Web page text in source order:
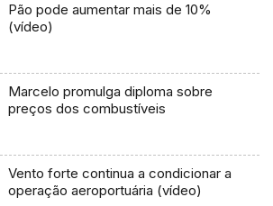
Pão pode aumentar mais de 10%
(vídeo)
Marcelo promulga diploma sobre
preços dos combustíveis
Vento forte continua a condicionar a
operação aeroportuária (vídeo)